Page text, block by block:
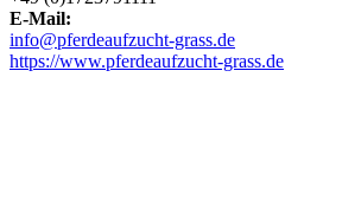
E-Mail:
info@pferdeaufzucht-grass.de
https://www.pferdeaufzucht-grass.de